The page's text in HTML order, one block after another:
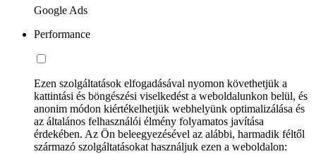
Google Ads
Performance
Ezen szolgáltatások elfogadásával nyomon követhetjük a
kattintási és böngészési viselkedést a weboldalunkon belül, és
anonim módon kiértékelhetjük webhelyünk optimalizálása és
az általános felhasználói élmény folyamatos javítása
érdekében. Az Ön beleegyezésével az alábbi, harmadik féltől
származó szolgáltatásokat használjuk ezen a weboldalon: